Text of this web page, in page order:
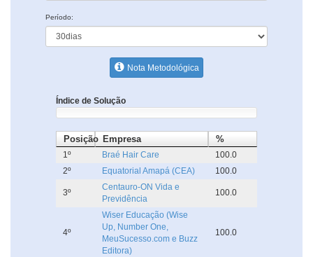
Período:
Nota Metodológica
Índice de Solução
Posição Empresa %
1º Braé Hair Care
100.0
2º
Equatorial Amapá (CEA) 100.0
3º
Centauro-ON Vida e
Previdência
100.0
4º
Wiser Educação (Wise
Up, Number One,
MeuSucesso.com e Buzz
Editora)
100.0